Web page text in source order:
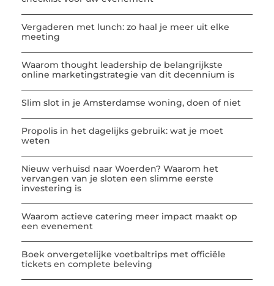
Vergaderen met lunch: zo haal je meer uit elke
meeting
Waarom thought leadership de belangrijkste
online marketingstrategie van dit decennium is
Slim slot in je Amsterdamse woning, doen of niet
Propolis in het dagelijks gebruik: wat je moet
weten
Nieuw verhuisd naar Woerden? Waarom het
vervangen van je sloten een slimme eerste
investering is
Waarom actieve catering meer impact maakt op
een evenement
Boek onvergetelijke voetbaltrips met officiële
tickets en complete beleving